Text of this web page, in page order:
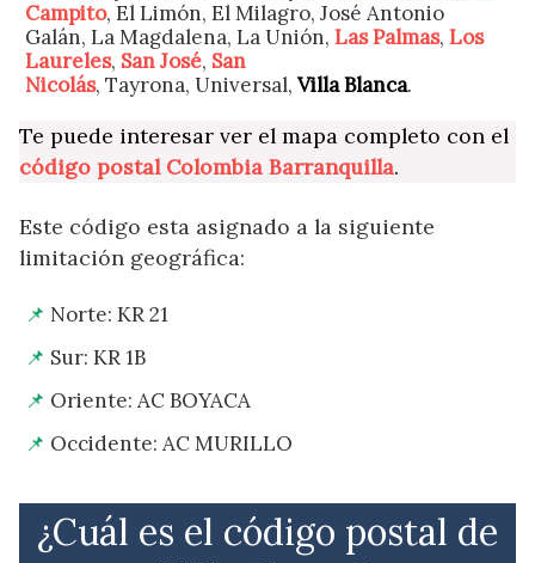
Campito, El Limón, El Milagro, José Antonio
Galán, La Magdalena, La Unión, Las Palmas, Los
Laureles, San José, San
Nicolás, Tayrona, Universal, Villa Blanca.
Te puede interesar ver el mapa completo con el
código postal Colombia Barranquilla.
Este código esta asignado a la siguiente
limitación geográfica:
Norte: KR 21
Sur: KR 1B
Oriente: AC BOYACA
Occidente: AC MURILLO
¿Cuál es el código postal de